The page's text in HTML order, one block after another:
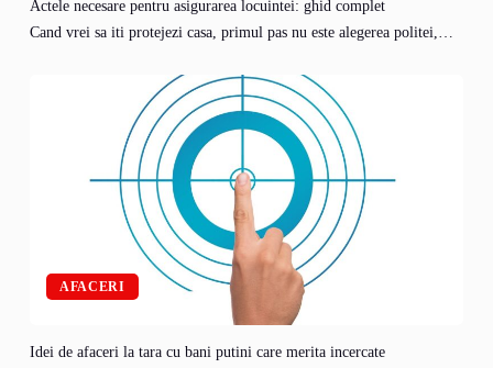
Actele necesare pentru asigurarea locuintei: ghid complet
Cand vrei sa iti protejezi casa, primul pas nu este alegerea politei,…
AFACERI
Idei de afaceri la tara cu bani putini care merita incercate